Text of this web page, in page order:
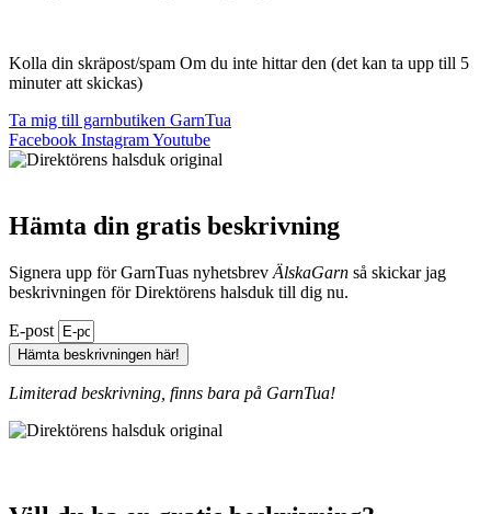
Kolla din skräpost/spam Om du inte hittar den (det kan ta upp till 5
minuter att skickas)
Ta mig till garnbutiken GarnTua
Facebook InstagramYoutube
Hämta din gratis beskrivning
Signera upp för GarnTuas nyhetsbrev ÄlskaGarn så skickar jag
beskrivningen för Direktörens halsduk till dig nu.
E-post
Hämta beskrivningen här!
Limiterad beskrivning, finns bara på GarnTua!